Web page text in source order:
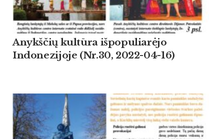
Anykščių kultūra išpopuliarėjo
Indonezijoje (Nr.30, 2022-04-16)